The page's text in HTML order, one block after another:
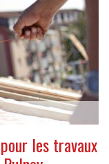
les travaux